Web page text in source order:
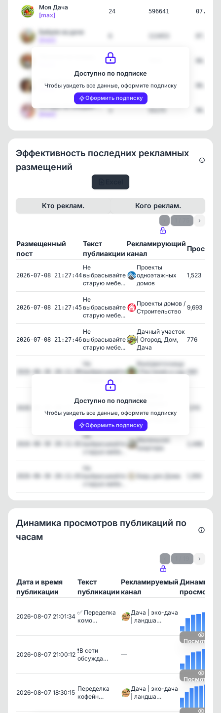
Моя Дача
[max]
24 596641
Бабуля на даче
1
[max]
1 4697
Котяры на каждый день
3 55175
Доступно по подписке
Чтобы увидеть все данные, оформите подписку
Оформить подписку
Эффективность последних рекламных
размещений
Кто реклам. Кого реклам.
›
Размещенный
пост
Текст
публиакции
Рекламирующий
канал
2026-07-08 21:27:44
Не
выбрасывайте
старую мебе...
Проекты
одноэтажных
домов
1,523
2026-07-08 21:27:45
Не
выбрасывайте
старую мебе...
Проекты домов /
Строительство
9,693
2026-07-08 21:27:46
Не
выбрасывайте
старую мебе...
Дачный участок
| Огород, Дом,
Дача
776
2026-06-30 20:11:00
Не
выбрасывайте
старую мебе...
ЯжеЦветочница
| Растения и сад 580
Не
старую мебе...
Интерьер |
Ремонт
Квартира Дом ...
Не
выбрасывайте
старую мебе...
Маленькая
квартира
2,486
Не
выбрасывайте
старую мебе...
Беру для Дома 1,359
Доступно по подписке
Чтобы увидеть все данные, оформите подписку
Оформить подписку
Динамика просмотров публикаций по
часам
›
Дата и время
публикации
Текст
публикации
Рекламируемый
канал
Динамика
2026-08-07 21:01:34
✅ Переделка
комо…
Дача | эко-дача
| ландша…
Посмотреть
2026-08-07 21:00:12
❗️В сети
обсужда…
—
Посмотреть
2026-08-07 18:30:15
Переделка
кофейн…
Дача | эко-дача
| ландша…